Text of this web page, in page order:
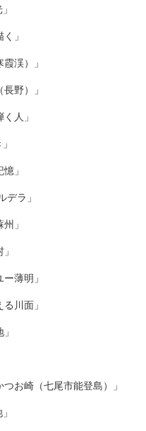
」
渓）」
野）」
人」
」
ラ」
」
薄明」
川面」
崎（七尾市能登島）」